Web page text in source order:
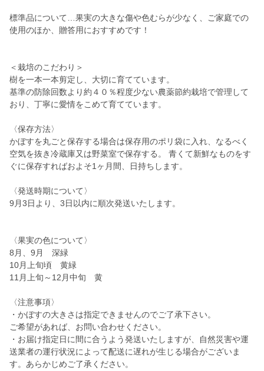
標準品について…果実の大きな傷や色むらが少なく、ご家庭での
使用のほか、贈答用におすすめです！
＜栽培のこだわり＞
樹を一本一本剪定し、大切に育てています。
基準の防除回数より約４０％程度少ない農薬節約栽培で管理して
おり、丁寧に愛情をこめて育てています。
〈保存方法〉
かぼすを丸ごと保存する場合は保存用のポリ袋に入れ、なるべく
空気を抜き冷蔵庫又は野菜室で保存する。 青くて新鮮なものをす
ぐに保存すればおよそ1ヶ月間、日持ちします。
〈発送時期について〉
9月3日より、3日以内に順次発送いたします。
〈果実の色について〉
8月、9月 深緑
10月上旬頃 黄緑
11月上旬～12月中旬 黄
〈注意事項〉
・かぼすの大きさは指定できませんのでご了承下さい。
ご希望があれば、お問い合わせください。
・お届け指定日に間に合うよう発送いたしますが、自然災害や運
送業者の運行状況によって配送に遅れが生じる場合がございま
す。あらかじめご了承ください。